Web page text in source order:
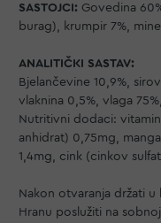
SASTOJCI: Govedina
burag), krumpir 7%,
ANALITIČKI SASTAV:
Bjelančevine 10,9%,
vlaknina 0,5%, vlaga
Nutritivni dodaci:
anhidrat) 0,75mg,
1,4mg, cink (cinkov
Nakon otvaranja držati u
Hranu poslužiti na